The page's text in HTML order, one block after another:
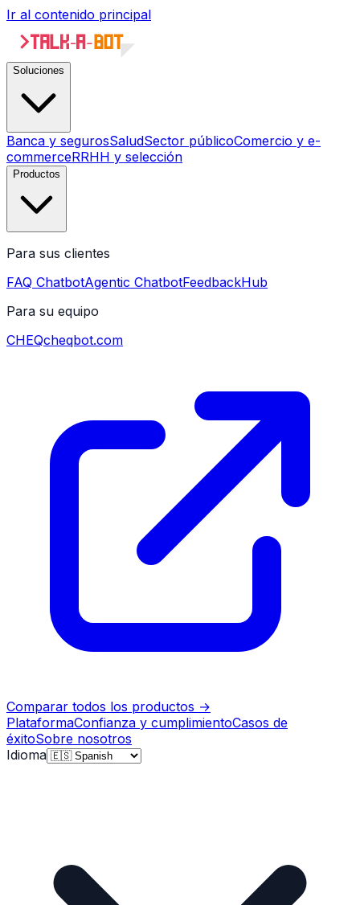
Ir al contenido principal
Soluciones
Banca y segurosSaludSector públicoComercio y e-
commerceRRHH y selección
Productos
Para sus clientes
FAQ ChatbotAgentic ChatbotFeedbackHub
Para su equipo
CHEQcheqbot.com
Comparar todos los productos →
PlataformaConfianza y cumplimientoCasos de
éxitoSobre nosotros
Idioma